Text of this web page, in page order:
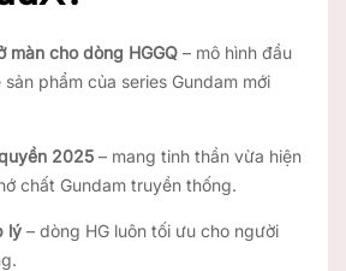
màn cho dòng HGGQ – mô hình đầu
phẩm của series Gundam mới
2025 – mang tinh thần vừa hiện
chất Gundam truyền thống.
lý – dòng HG luôn tối ưu cho người